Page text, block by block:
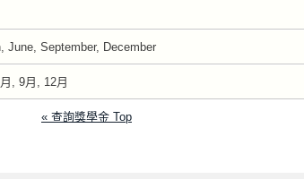
June, September, December
, 9月, 12月
« 查詢獎學金 Top